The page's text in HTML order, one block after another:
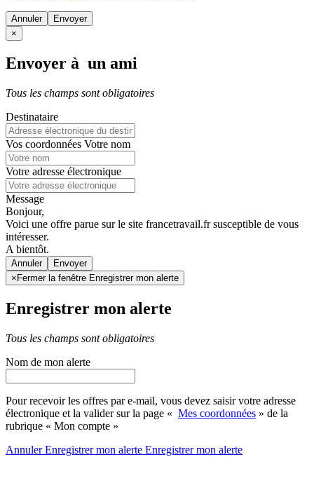
Annuler
×
Envoyer à un ami
Tous les champs sont obligatoires
Destinataire
Vos coordonnées Votre nom
Votre adresse électronique
Message
Bonjour,
Voici une offre parue sur le site francetravail.fr susceptible de vous
intéresser.
A bientôt.
Annuler
× Fermer la fenêtre Enregistrer mon alerte
Enregistrer mon alerte
Tous les champs sont obligatoires
Nom de mon alerte
Pour recevoir les offres par e-mail, vous devez saisir votre adresse
électronique et la valider sur la page « Mes coordonnées » de la
rubrique « Mon compte »
AnnulerEnregistrer mon alerte Enregistrermon alerte